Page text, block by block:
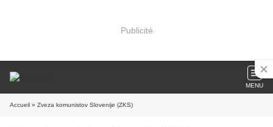
Publicité
MENU
Accueil » Zveza komunistov Slovenije (ZKS)